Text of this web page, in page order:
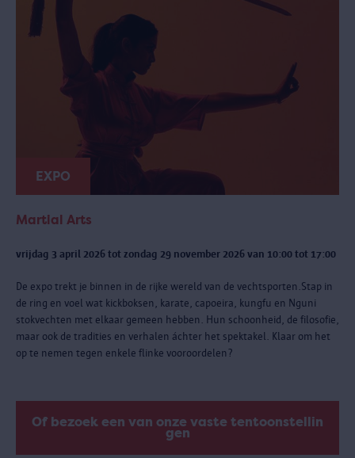
EXPO
Martial Arts
vrijdag 3 april 2026 tot zondag 29 november 2026 van 10:00 tot 17:00
De expo trekt je binnen in de rijke wereld van de vechtsporten.Stap in
de ring en voel wat kickboksen, karate, capoeira, kungfu en Nguni
stokvechten met elkaar gemeen hebben. Hun schoonheid, de filosofie,
maar ook de tradities en verhalen áchter het spektakel. Klaar om het
op te nemen tegen enkele flinke vooroordelen?
Of bezoek een van onze vaste tentoonstellin
gen